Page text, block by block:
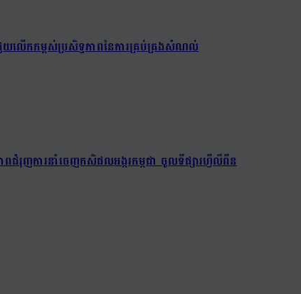
លើកកម្ពស់ប្រសិទ្ធភាពនៃការគ្រប់គ្រងសំណល់
ជំរុញការនាំចេញកសិផលអង្ករកម្ពុជា ចូលទីផ្សារហ្វីលីពីន